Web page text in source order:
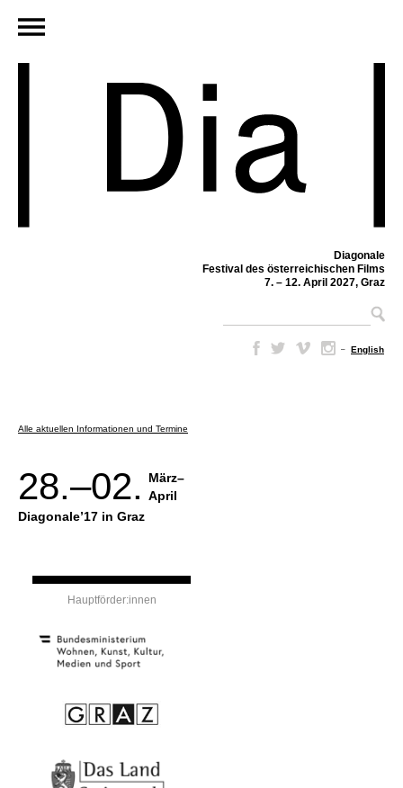
Diagonale
Festival des österreichischen Films
7. – 12. April 2027, Graz
– English
Alle aktuellen Informationen und Termine
28.–02.
März–
April
Diagonale’17 in Graz
Hauptförder:innen